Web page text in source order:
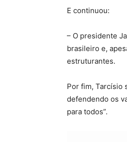
E continuou:
– O presidente
brasileiro e,
estruturantes.
Por fim, Tarcísio
defendendo os
para todos”.